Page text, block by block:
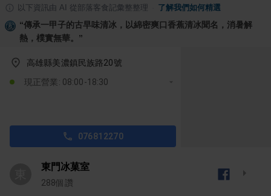
以下資訊由 AI 從部落客食記彙整整理 了解我們如何精選
“傳承一甲子的古早味清冰，以綿密爽口香蕉清冰聞名，消暑解
熱，樸實無華。 ”
高雄縣美濃鎮民族路20號
現正營業: 08:00-18:30
076812270
東門冰菓室
288個讚